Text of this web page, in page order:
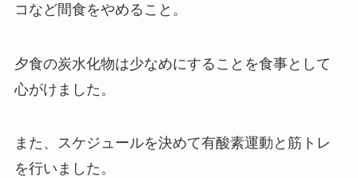
コなど間食をやめること。
夕食の炭水化物は少なめにすることを食事として
心がけました。
また、スケジュールを決めて有酸素運動と筋トレ
を行いました。